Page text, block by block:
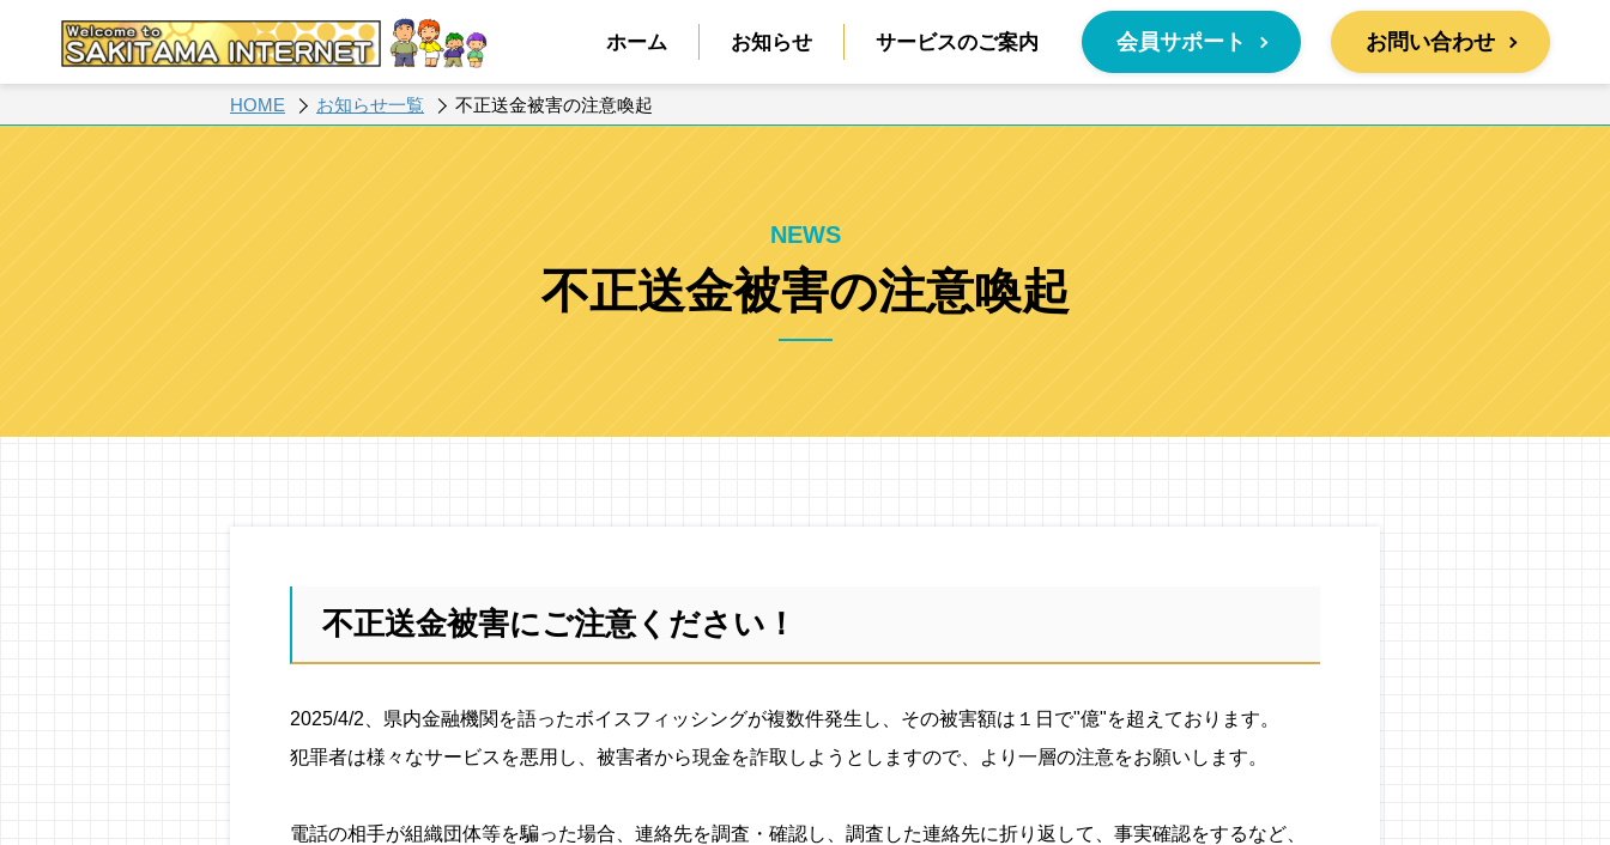
ホーム お知らせ サービスのご案内 会員サポート お問い合わせ
HOME お知らせ一覧 不正送金被害の注意喚起
NEWS
不正送金被害の注意喚起
不正送金被害にご注意ください！
2025/4/2、県内金融機関を語ったボイスフィッシングが複数件発生し、その被害額は１日で"億"を超えております。
犯罪者は様々なサービスを悪用し、被害者から現金を詐取しようとしますので、より一層の注意をお願いします。
電話の相手が組織団体等を騙った場合、連絡先を調査・確認し、調査した連絡先に折り返して、事実確認をするなど、